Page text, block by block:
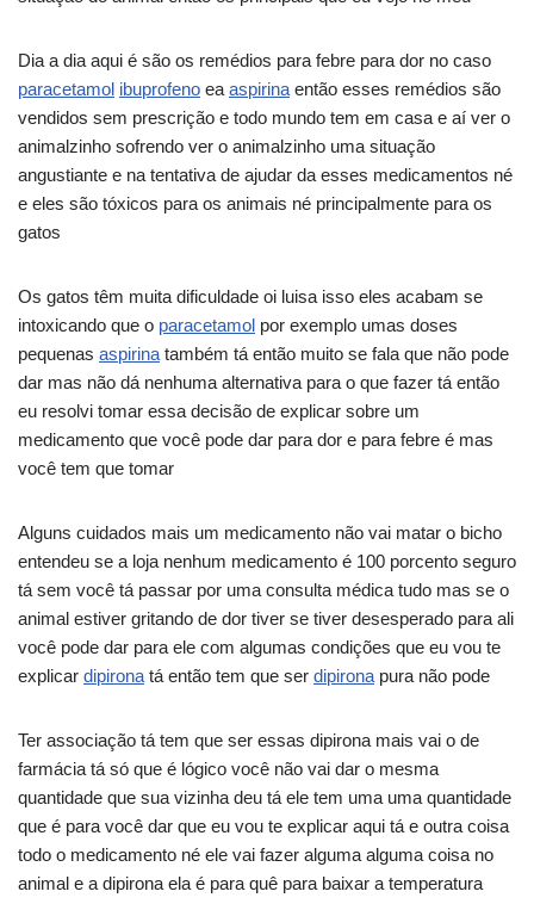
Dia a dia aqui é são os remédios para febre para dor no caso
paracetamol ibuprofeno ea aspirina então esses remédios são
vendidos sem prescrição e todo mundo tem em casa e aí ver o
animalzinho sofrendo ver o animalzinho uma situação
angustiante e na tentativa de ajudar da esses medicamentos né
e eles são tóxicos para os animais né principalmente para os
gatos
Os gatos têm muita dificuldade oi luisa isso eles acabam se
intoxicando que o paracetamol por exemplo umas doses
pequenas aspirina também tá então muito se fala que não pode
dar mas não dá nenhuma alternativa para o que fazer tá então
eu resolvi tomar essa decisão de explicar sobre um
medicamento que você pode dar para dor e para febre é mas
você tem que tomar
Alguns cuidados mais um medicamento não vai matar o bicho
entendeu se a loja nenhum medicamento é 100 porcento seguro
tá sem você tá passar por uma consulta médica tudo mas se o
animal estiver gritando de dor tiver se tiver desesperado para ali
você pode dar para ele com algumas condições que eu vou te
explicar dipirona tá então tem que ser dipirona pura não pode
Ter associação tá tem que ser essas dipirona mais vai o de
farmácia tá só que é lógico você não vai dar o mesma
quantidade que sua vizinha deu tá ele tem uma uma quantidade
que é para você dar que eu vou te explicar aqui tá e outra coisa
todo o medicamento né ele vai fazer alguma alguma coisa no
animal e a dipirona ela é para quê para baixar a temperatura